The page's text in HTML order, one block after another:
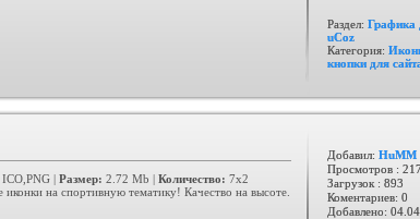
Раздел: Графика
uCoz
Категория:
кнопки для
ICO,PNG | Размер: 2.72 Mb | Количество: 7x2
иконки на спортивную тематику! Качество на высоте.
Добавил: HuMM
Просмотров :
Загрузок : 893
Коментариев: 0
Добавлено: